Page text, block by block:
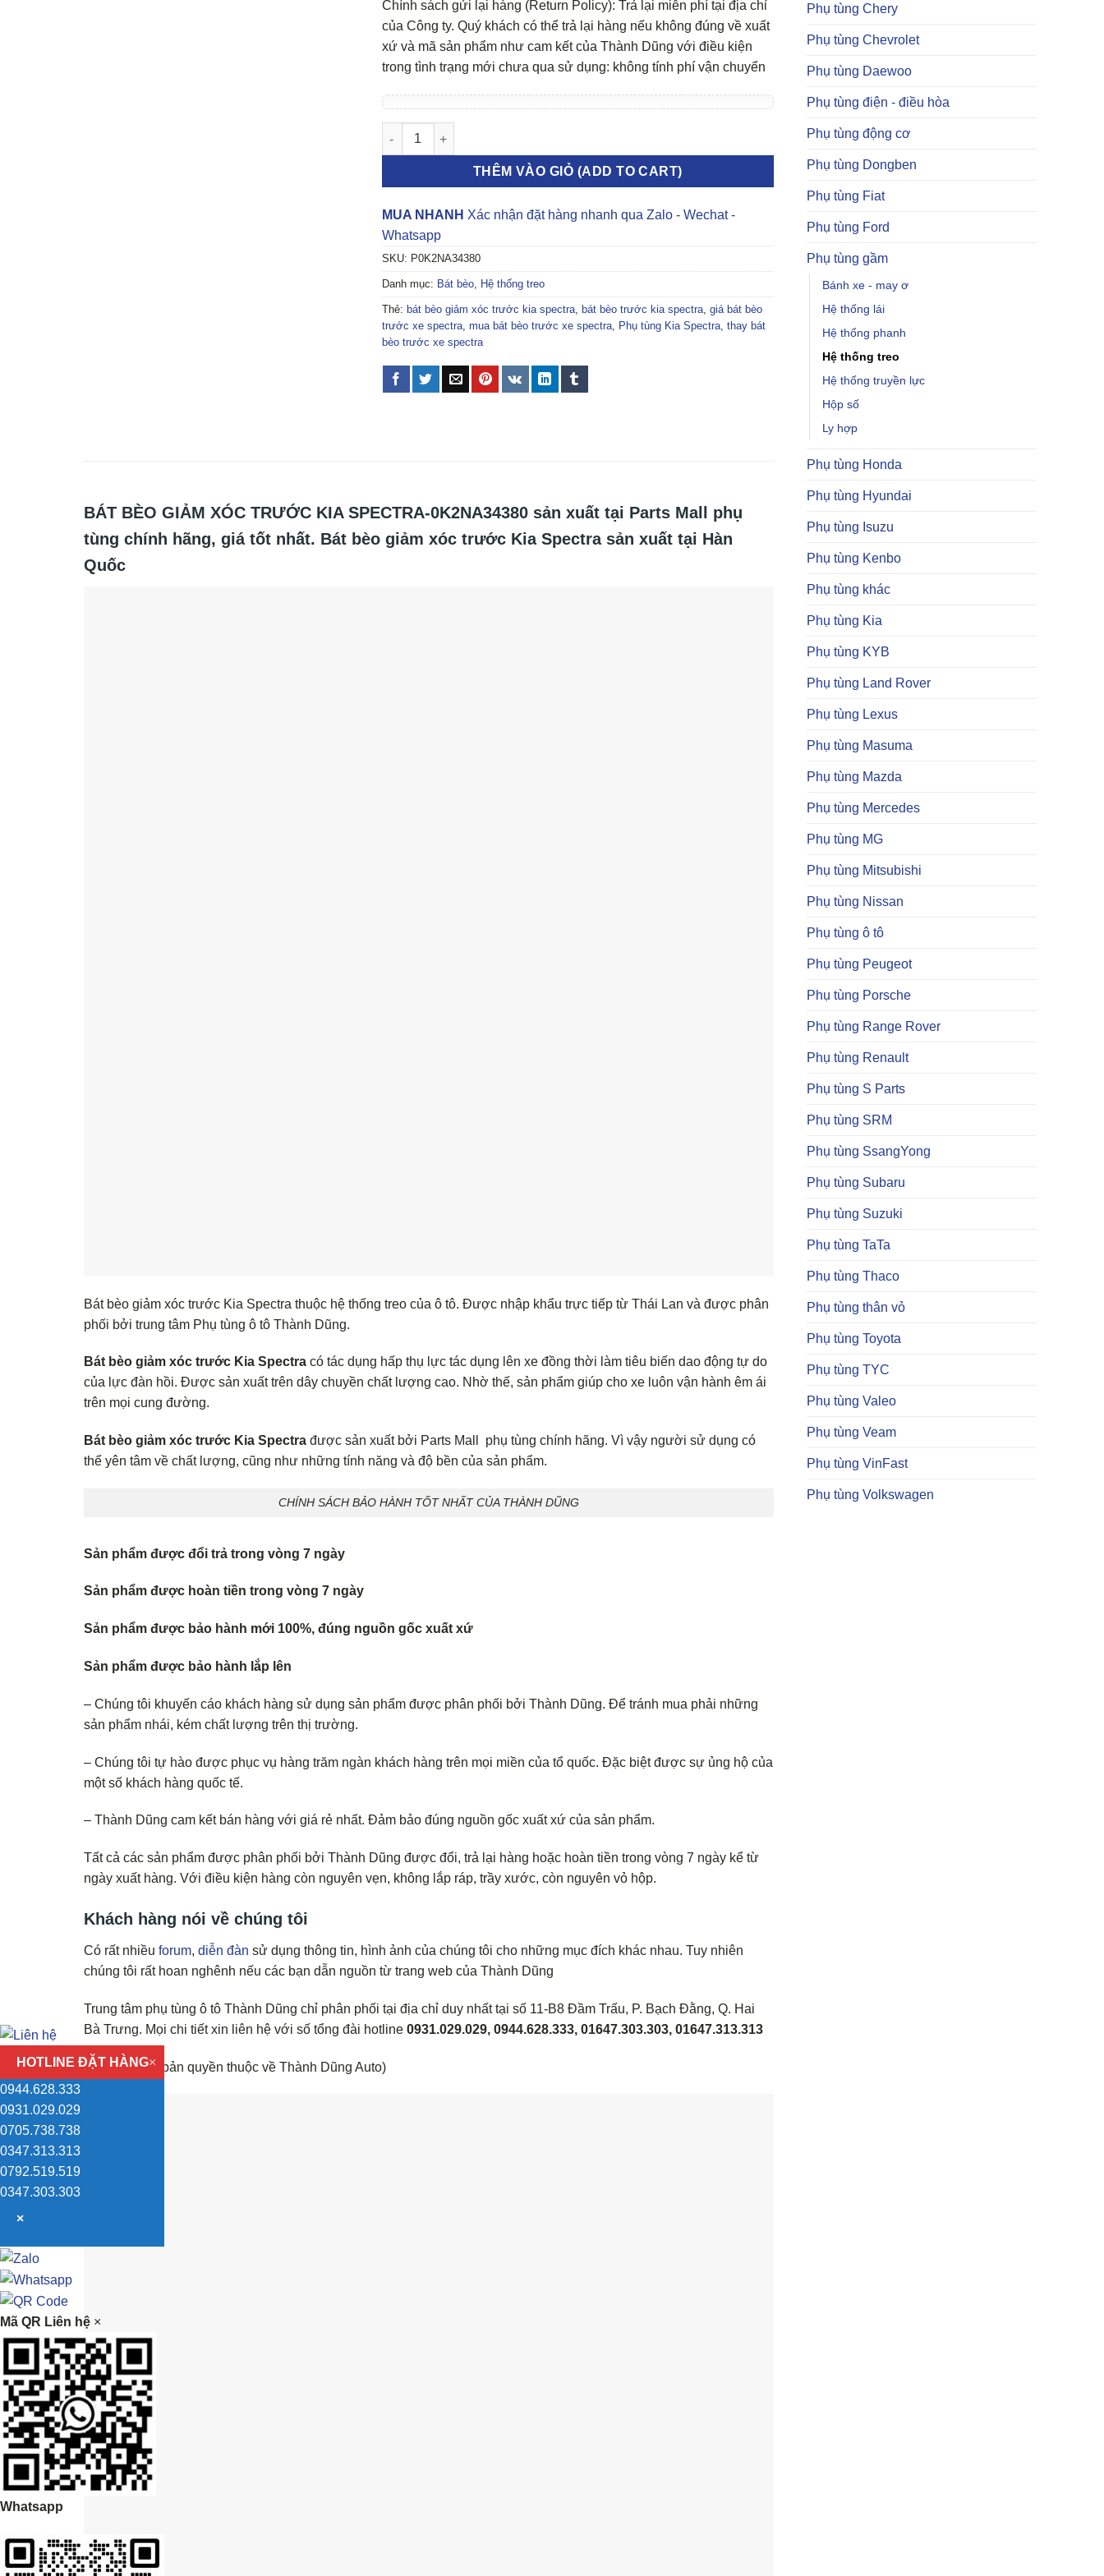
Phụ tùng Chery
Phụ tùng Chevrolet
Phụ tùng Daewoo
Phụ tùng điện - điều hòa
Phụ tùng động cơ
Phụ tùng Dongben
Phụ tùng Fiat
Phụ tùng Ford
Phụ tùng gầm
Bánh xe - may ơ
Hệ thống lái
Hệ thống phanh
Hệ thống treo
Hệ thống truyền lực
Hộp số
Ly hợp
Phụ tùng Honda
Phụ tùng Hyundai
Phụ tùng Isuzu
Phụ tùng Kenbo
Phụ tùng khác
Phụ tùng Kia
Phụ tùng KYB
Phụ tùng Land Rover
Phụ tùng Lexus
Phụ tùng Masuma
Phụ tùng Mazda
Phụ tùng Mercedes
Phụ tùng MG
Phụ tùng Mitsubishi
Phụ tùng Nissan
Phụ tùng ô tô
Phụ tùng Peugeot
Phụ tùng Porsche
Phụ tùng Range Rover
Phụ tùng Renault
Phụ tùng S Parts
Phụ tùng SRM
Phụ tùng SsangYong
Phụ tùng Subaru
Phụ tùng Suzuki
Phụ tùng TaTa
Phụ tùng Thaco
Phụ tùng thân vỏ
Phụ tùng Toyota
Phụ tùng TYC
Phụ tùng Valeo
Phụ tùng Veam
Phụ tùng VinFast
Phụ tùng Volkswagen
Chính sách gửi lại hàng (Return Policy): Trả lại miễn phí tại địa chỉ
của Công ty. Quý khách có thể trả lại hàng nếu không đúng về xuất
xứ và mã sản phẩm như cam kết của Thành Dũng với điều kiện
trong tình trạng mới chưa qua sử dụng: không tính phí vận chuyển
BÁT BÈO GIẢM XÓC TRƯỚC KIA SPECTRA số lượng
THÊM VÀO GIỎ (ADD TO CART)
MUA NHANH Xác nhận đặt hàng nhanh qua Zalo - Wechat -
Whatsapp
SKU: P0K2NA34380
Danh mục: Bát bèo, Hệ thống treo
Thẻ: bát bèo giảm xóc trước kia spectra, bát bèo trước kia spectra, giá bát bèo
trước xe spectra, mua bát bèo trước xe spectra, Phụ tùng Kia Spectra, thay bát
bèo trước xe spectra
BÁT BÈO GIẢM XÓC TRƯỚC KIA SPECTRA-0K2NA34380 sản xuất tại Parts Mall phụ
tùng chính hãng, giá tốt nhất. Bát bèo giảm xóc trước Kia Spectra sản xuất tại Hàn
Quốc
Bát bèo giảm xóc trước Kia Spectra thuộc hệ thống treo của ô tô. Được nhập khẩu trực tiếp từ Thái Lan và được phân
phối bởi trung tâm Phụ tùng ô tô Thành Dũng.
Bát bèo giảm xóc trước Kia Spectra có tác dụng hấp thụ lực tác dụng lên xe đồng thời làm tiêu biến dao động tự do
của lực đàn hồi. Được sản xuất trên dây chuyền chất lượng cao. Nhờ thế, sản phẩm giúp cho xe luôn vận hành êm ái
trên mọi cung đường.
Bát bèo giảm xóc trước Kia Spectra được sản xuất bởi Parts Mall phụ tùng chính hãng. Vì vậy người sử dụng có
thể yên tâm về chất lượng, cũng như những tính năng và độ bền của sản phẩm.
CHÍNH SÁCH BẢO HÀNH TỐT NHẤT CỦA THÀNH DŨNG
Sản phẩm được đổi trả trong vòng 7 ngày
Sản phẩm được hoàn tiền trong vòng 7 ngày
Sản phẩm được bảo hành mới 100%, đúng nguồn gốc xuất xứ
Sản phẩm được bảo hành lắp lên
– Chúng tôi khuyến cáo khách hàng sử dụng sản phẩm được phân phối bởi Thành Dũng. Để tránh mua phải những
sản phẩm nhái, kém chất lượng trên thị trường.
– Chúng tôi tự hào được phục vụ hàng trăm ngàn khách hàng trên mọi miền của tổ quốc. Đặc biệt được sự ủng hộ của
một số khách hàng quốc tế.
– Thành Dũng cam kết bán hàng với giá rẻ nhất. Đảm bảo đúng nguồn gốc xuất xứ của sản phẩm.
Tất cả các sản phẩm được phân phối bởi Thành Dũng được đổi, trả lại hàng hoặc hoàn tiền trong vòng 7 ngày kể từ
ngày xuất hàng. Với điều kiện hàng còn nguyên vẹn, không lắp ráp, trầy xước, còn nguyên vỏ hộp.
Khách hàng nói về chúng tôi
Có rất nhiều forum, diễn đàn sử dụng thông tin, hình ảnh của chúng tôi cho những mục đích khác nhau. Tuy nhiên
chúng tôi rất hoan nghênh nếu các bạn dẫn nguồn từ trang web của Thành Dũng
Trung tâm phụ tùng ô tô Thành Dũng chỉ phân phối tại địa chỉ duy nhất tại số 11-B8 Đầm Trấu, P. Bạch Đằng, Q. Hai
Bà Trưng. Mọi chi tiết xin liên hệ với số tổng đài hotline 0931.029.029, 0944.628.333, 01647.303.303, 01647.313.313
(Hình ảnh có bản quyền thuộc về Thành Dũng Auto)
HOTLINE ĐẶT HÀNG×
0944.628.333
0931.029.029
0705.738.738
0347.313.313
0792.519.519
0347.303.303
×
Mã QR Liên hệ ×
Whatsapp